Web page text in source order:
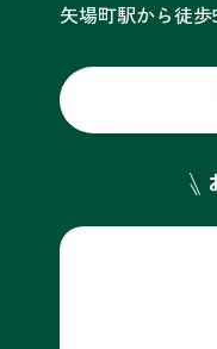
矢場町駅から徒歩